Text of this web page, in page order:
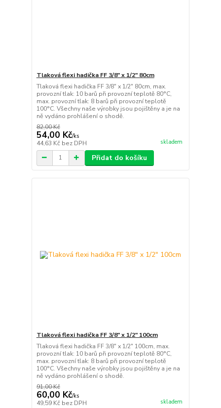
Tlaková flexi hadička FF 3/8" x 1/2" 80cm
Tlaková flexi hadička FF 3/8" x 1/2" 80cm, max.
provozní tlak: 10 barů při provozní teplotě 80°C,
max. provozní tlak: 8 barů při provozní teplotě
100°C. Všechny naše výrobky jsou pojištěny a je na
ně vydáno prohlášení o shodě.
82,00 Kč
54,00 Kč/ks
44,63 Kč bez DPH skladem
Přidat do košíku
Tlaková flexi hadička FF 3/8" x 1/2" 100cm
Tlaková flexi hadička FF 3/8" x 1/2" 100cm, max.
provozní tlak: 10 barů při provozní teplotě 80°C,
max. provozní tlak: 8 barů při provozní teplotě
100°C. Všechny naše výrobky jsou pojištěny a je na
ně vydáno prohlášení o shodě.
91,00 Kč
60,00 Kč/ks
49,59 Kč bez DPH skladem